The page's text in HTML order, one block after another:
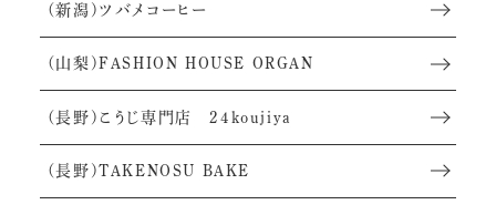
(新潟)ツバメコーヒー
(山梨)FASHION HOUSE ORGAN
(長野)こうじ専門店 24koujiya
(長野)TAKENOSU BAKE